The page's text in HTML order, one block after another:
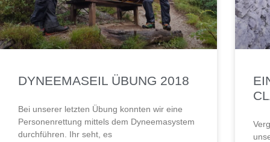
DYNEEMASEIL ÜBUNG 2018
Bei unserer letzten Übung konnten wir eine
Personenrettung mittels dem Dyneemasystem
durchführen. Ihr seht, es